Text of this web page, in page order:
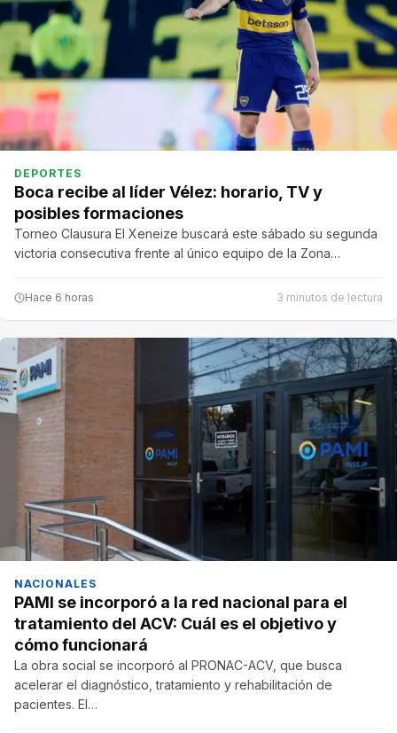
DEPORTES
Boca recibe al líder Vélez: horario, TV y
posibles formaciones
Torneo Clausura El Xeneize buscará este sábado su segunda
victoria consecutiva frente al único equipo de la Zona…
Hace 6 horas 3 minutos de lectura
NACIONALES
PAMI se incorporó a la red nacional para el
tratamiento del ACV: Cuál es el objetivo y
cómo funcionará
La obra social se incorporó al PRONAC-ACV, que busca
acelerar el diagnóstico, tratamiento y rehabilitación de
pacientes. El…